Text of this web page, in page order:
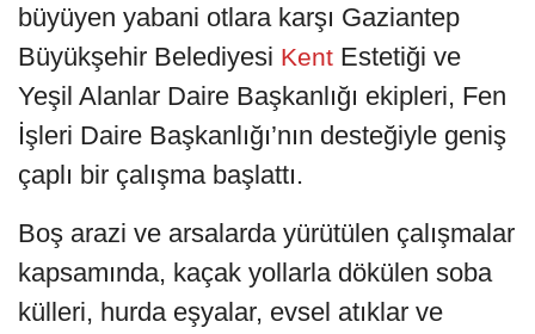
büyüyen yabani otlara karşı Gaziantep
Büyükşehir Belediyesi Kent Estetiği ve
Yeşil Alanlar Daire Başkanlığı ekipleri, Fen
İşleri Daire Başkanlığı’nın desteğiyle geniş
çaplı bir çalışma başlattı.
Boş arazi ve arsalarda yürütülen çalışmalar
kapsamında, kaçak yollarla dökülen soba
külleri, hurda eşyalar, evsel atıklar ve